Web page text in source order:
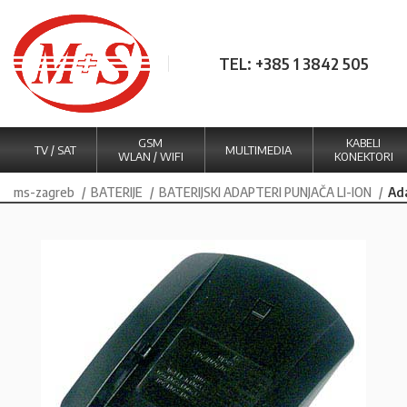
TEL: +385 1 3842 505
TV / SAT
GSM
WLAN / WIFI
MULTIMEDIA
KABELI
KONEKTORI
ms-zagreb BATERIJE BATERIJSKI ADAPTERI PUNJAČA LI-ION